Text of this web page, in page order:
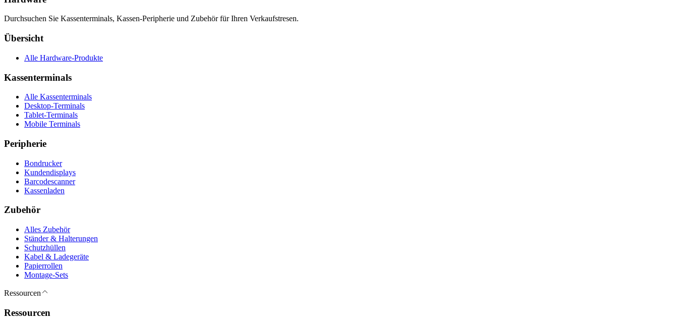
Durchsuchen Sie Kassenterminals, Kassen-Peripherie und Zubehör für Ihren Verkaufstresen.
Übersicht
Alle Hardware-Produkte
Kassenterminals
Alle Kassenterminals
Desktop-Terminals
Tablet-Terminals
Mobile Terminals
Peripherie
Bondrucker
Kundendisplays
Barcodescanner
Kassenladen
Zubehör
Alles Zubehör
Ständer & Halterungen
Schutzhüllen
Kabel & Ladegeräte
Papierrollen
Montage-Sets
Ressourcen
Ressourcen